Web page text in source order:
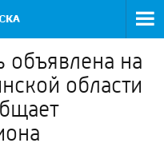
объявлена на
области